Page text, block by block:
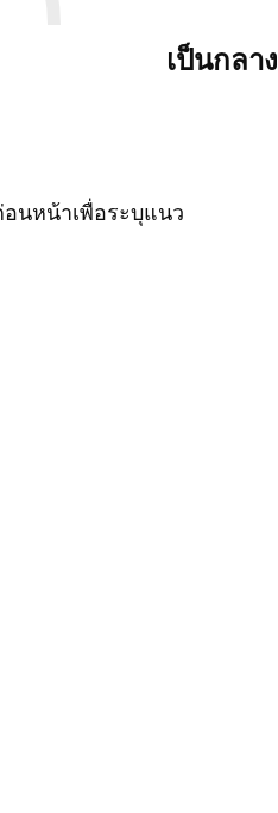
เป็นกลาง
นหน้าเพื่อระบุแนว